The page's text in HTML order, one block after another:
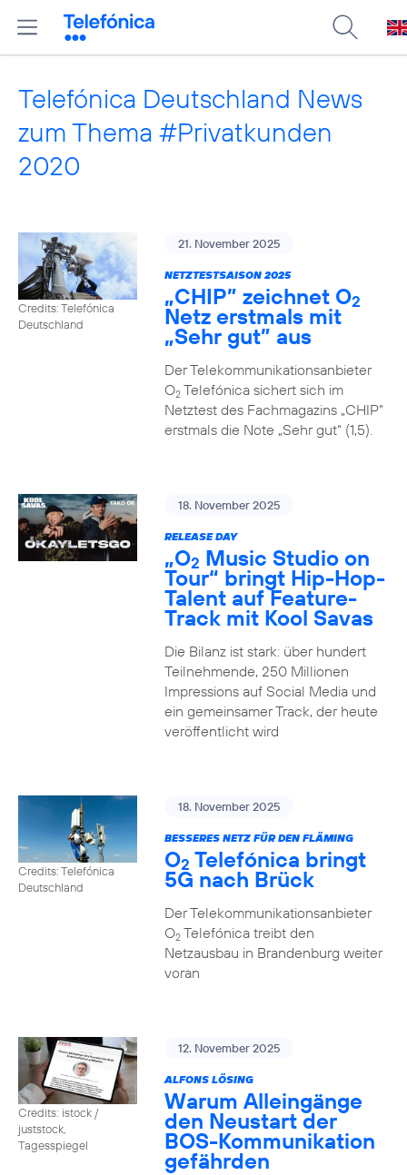
Telefónica Deutschland News
zum Thema #Privatkunden
2020
Credits: Telefónica
Deutschland
21. November 2025
NETZTESTSAISON 2025
„CHIP” zeichnet O2
Netz erstmals mit
„Sehr gut” aus
Der Telekommunikationsanbieter
O2Telefónica sichert sich im
Netztest des Fachmagazins „CHIP”
erstmals die Note „Sehr gut“ (1,5).
18. November 2025
RELEASE DAY
„O2 Music Studio on
Tour“ bringt Hip-Hop-
Talent auf Feature-
Track mit Kool Savas
Die Bilanz ist stark: über hundert
Teilnehmende, 250 Millionen
Impressions auf Social Media und
ein gemeinsamer Track, der heute
veröffentlicht wird
Credits: Telefónica
Deutschland
18. November 2025
BESSERES NETZ FÜR DEN FLÄMING
O2 Telefónica bringt
5G nach Brück
Der Telekommunikationsanbieter
O2Telefónica treibt den
Netzausbau in Brandenburg weiter
voran
Credits: istock /
juststock,
Tagesspiegel
12. November 2025
ALFONS LÖSING
Warum Alleingänge
den Neustart der
BOS-Kommunikation
gefährden